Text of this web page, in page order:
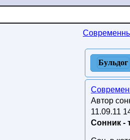
Бульдог
Автор
11.09.11
Сонник -